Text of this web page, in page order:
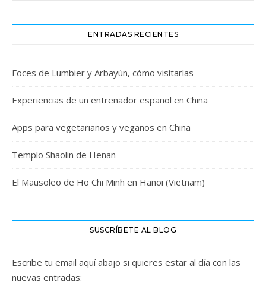
ENTRADAS RECIENTES
Foces de Lumbier y Arbayún, cómo visitarlas
Experiencias de un entrenador español en China
Apps para vegetarianos y veganos en China
Templo Shaolin de Henan
El Mausoleo de Ho Chi Minh en Hanoi (Vietnam)
SUSCRÍBETE AL BLOG
Escribe tu email aquí abajo si quieres estar al día con las
nuevas entradas: